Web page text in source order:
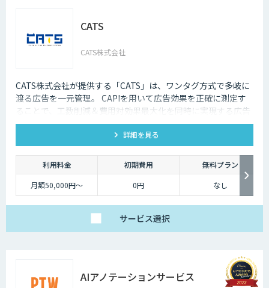
CATS
CATS株式会社
CATS株式会社が提供する「CATS」は、ワンタグ方式で多岐に
渡る広告を一元管理。 CAPIを用いて広告効果を正確に測定す
ることで、工数削減＆費用対効果最大化を同時に実現する広告
プラットフォームです。
詳細を見る
利用料金 初期費用
無料プラン
月額50,000円〜
0円 なし
サービス選択
AIアノテーションサービス